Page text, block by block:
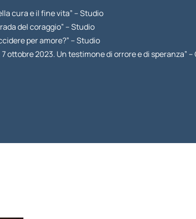
cura e il fine vita” – Studio
del coraggio” – Studio
per amore?” – Studio
ottobre 2023. Un testimone di orrore e di speranza” –